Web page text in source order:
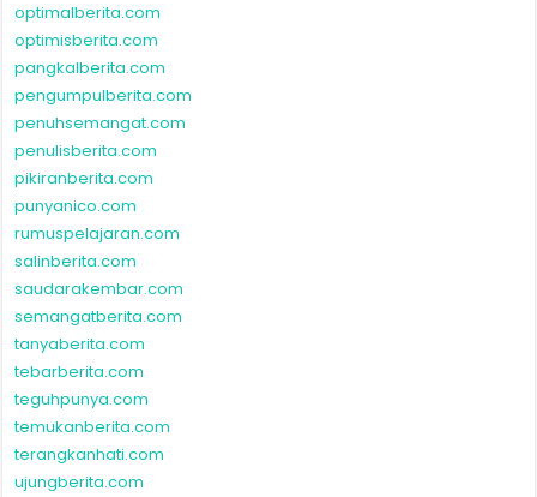
optimalberita.com
optimisberita.com
pangkalberita.com
pengumpulberita.com
penuhsemangat.com
penulisberita.com
pikiranberita.com
punyanico.com
rumuspelajaran.com
salinberita.com
saudarakembar.com
semangatberita.com
tanyaberita.com
tebarberita.com
teguhpunya.com
temukanberita.com
terangkanhati.com
ujungberita.com